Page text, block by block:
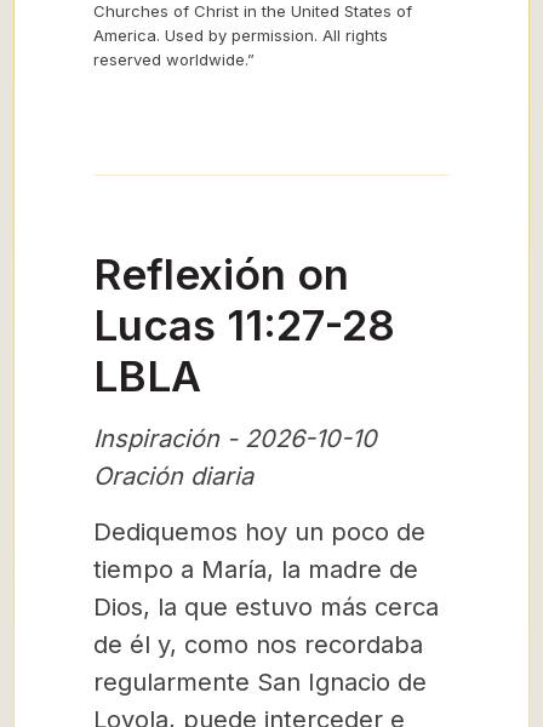
Churches of Christ in the United States of
America. Used by permission. All rights
reserved worldwide.”
Reflexión on
Lucas 11:27-28
LBLA
Inspiración - 2026-10-10
Oración diaria
Dediquemos hoy un poco de
tiempo a María, la madre de
Dios, la que estuvo más cerca
de él y, como nos recordaba
regularmente San Ignacio de
Loyola, puede interceder e